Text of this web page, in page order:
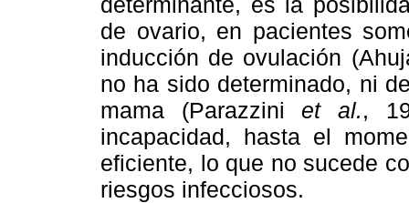
de ovario, en pacientes
inducción de ovulación
no ha sido determinado, ni
mama (Parazziniet al.,
incapacidad, hasta el
eficiente, lo que no sucede
riesgos infecciosos.